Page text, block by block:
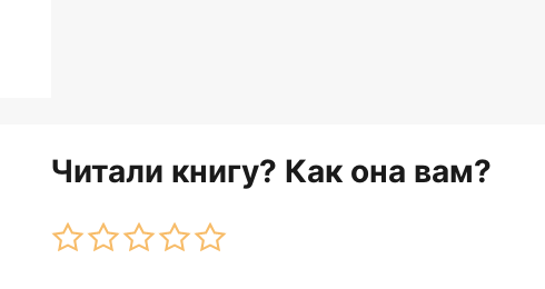
Читали книгу? Как она вам?